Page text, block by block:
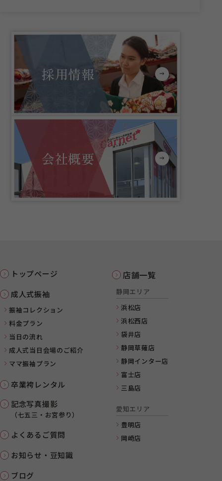
採用情報
会社概要
トップページ
成人式振袖
振袖コレクション
料金プラン
当日の流れ
成人式当日会場のご紹介
ママ振袖プラン
卒業袴レンタル
記念写真撮影
（七五三・お宮参り）
よくあるご質問
お知らせ・豆知識
ブログ
店舗一覧
静岡エリア
浜松店
浜松西店
袋井店
静岡草薙店
静岡インター店
富士店
三島店
愛知エリア
豊明店
岡崎店